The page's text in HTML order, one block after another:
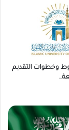
وخطوات التقديم